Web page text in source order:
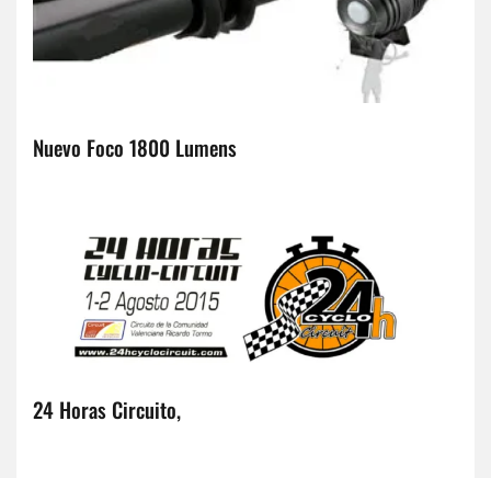
Nuevo Foco 1800 Lumens
24 Horas Circuito,